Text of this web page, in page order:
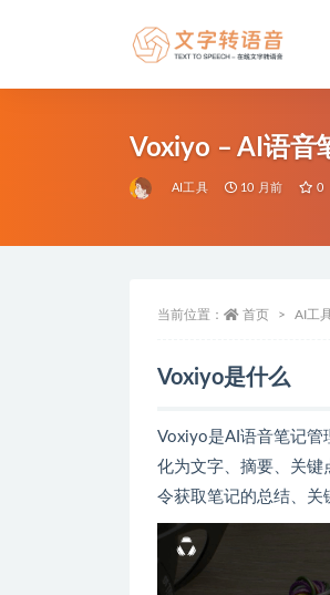
Voxiyo – AI语音
AI工具 10 月前 0
当前位置： 首页 AI工
Voxiyo是什么
Voxiyo是AI语音笔记管
化为文字、摘要、关键
令获取笔记的总结、关